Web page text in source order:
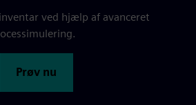
ved hjælp af avanceret
Prøv nu